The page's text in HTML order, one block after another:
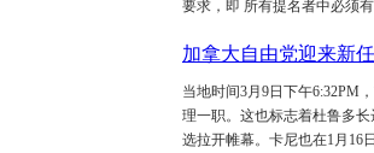
要求，即 所有提名者中必须有
加拿大自由党迎来新
当地时间3月9日下午6:32PM
理一职。这也标志着杜鲁多
选拉开帷幕。卡尼也在1月16